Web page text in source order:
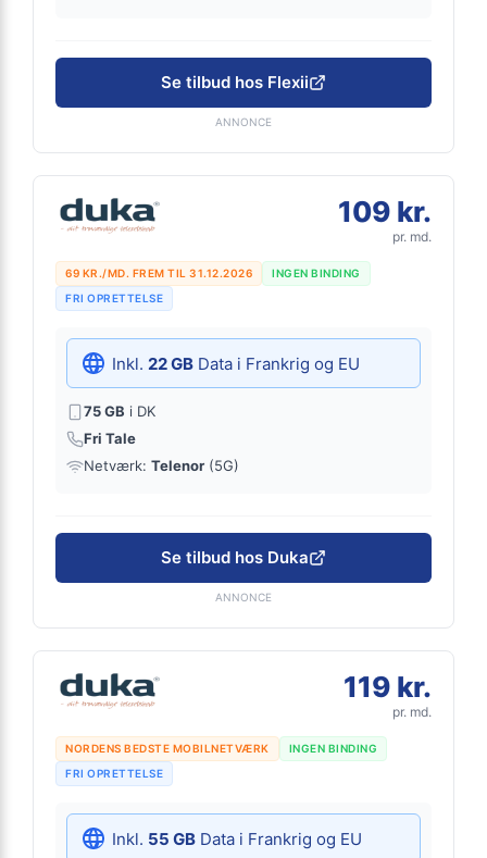
Se tilbud hos Flexii
ANNONCE
109 kr.
pr. md.
69 KR./MD. FREM TIL 31.12.2026
INGEN BINDING
FRI OPRETTELSE
Inkl. 22 GB Data i Frankrig og EU
75 GB i DK
Fri Tale
Netværk: Telenor (5G)
Se tilbud hos Duka
ANNONCE
119 kr.
pr. md.
NORDENS BEDSTE MOBILNETVÆRK
INGEN BINDING
FRI OPRETTELSE
Inkl. 55 GB Data i Frankrig og EU